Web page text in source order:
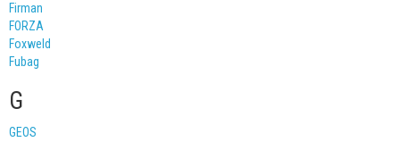
Firman
FORZA
Foxweld
Fubag
G
GEOS